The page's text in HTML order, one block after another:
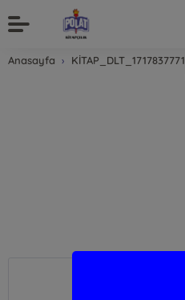
Anasayfa KİTAP_DLT_1717837771